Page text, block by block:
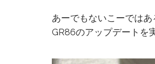
あーでもないこーでは
GR86のアップデートを